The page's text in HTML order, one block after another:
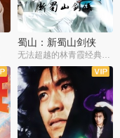
蜀山：新蜀山剑侠
无法超越的林青霞经典角色